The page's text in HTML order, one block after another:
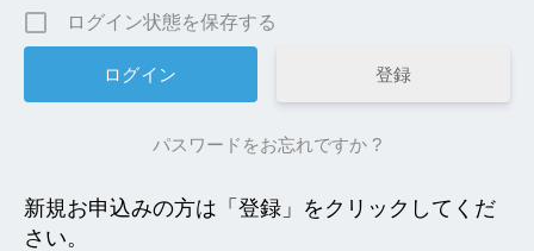
ログイン状態を保存する
登録
パスワードをお忘れですか ?
新規お申込みの方は「登録」をクリックしてくだ
さい。